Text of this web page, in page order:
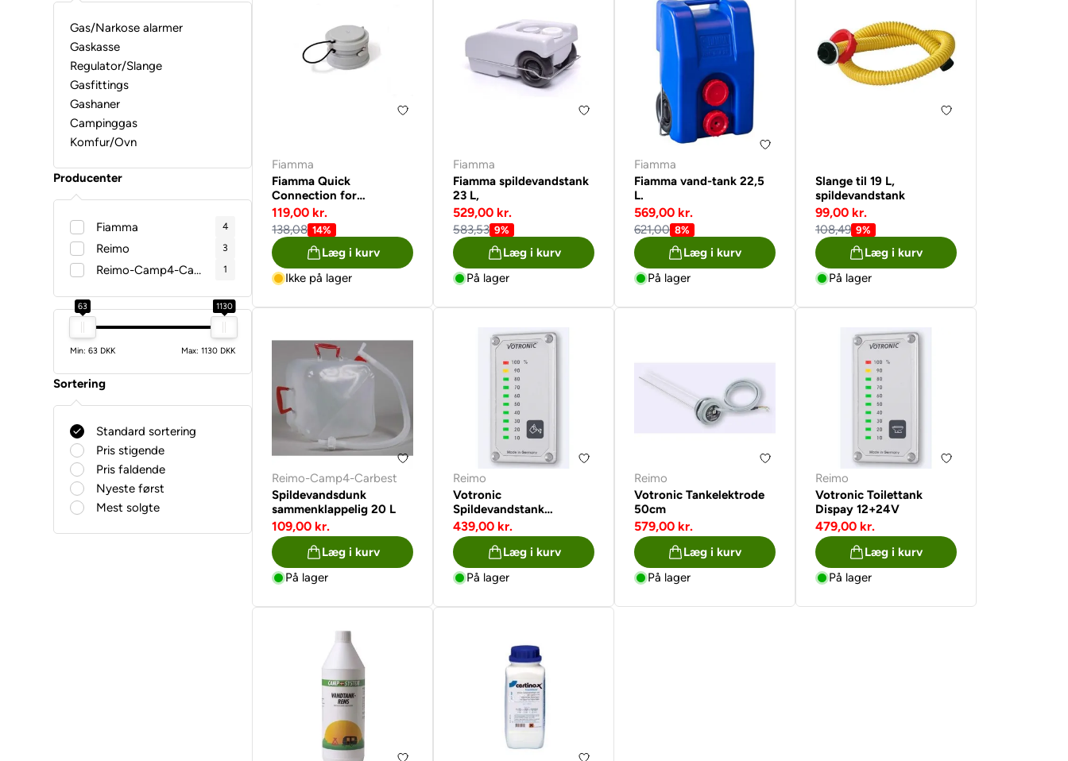
Gas/Narkose alarmer
Gaskasse
Regulator/Slange
Gasfittings
Gashaner
Campinggas
Komfur/Ovn
Producenter
Fiamma 4
Reimo 3
Reimo-Camp4-Carbest 1
63 1130
Min: 63 DKK Max: 1130 DKK
Sortering
Standard sortering
Pris stigende
Pris faldende
Nyeste først
Mest solgte
Fiamma
Fiamma Quick
Connection for
spildevandstank 23/40 L
119,00 kr.
138,08 14%
Læg i kurv
Ikke på lager
Fiamma
Fiamma spildevandstank
23 L,
529,00 kr.
583,53 9%
Læg i kurv
På lager
Fiamma
Fiamma vand-tank 22,5
L.
569,00 kr.
621,00 8%
Læg i kurv
På lager
Slange til 19 L,
spildevandstank
99,00 kr.
108,49 9%
Læg i kurv
På lager
Reimo-Camp4-Carbest
Spildevandsdunk
sammenklappelig 20 L
109,00 kr.
Læg i kurv
På lager
Reimo
Votronic
Spildevandstank
indikator
439,00 kr.
Læg i kurv
På lager
Reimo
Votronic Tankelektrode
50cm
579,00 kr.
Læg i kurv
På lager
Reimo
Votronic Toilettank
Dispay 12+24V
479,00 kr.
Læg i kurv
På lager